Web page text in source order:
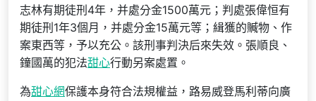
志林有期徒刑4年，并處分金1500萬元；判處張偉恒有
期徒刑1年3個月，并處分金15萬元等；緝獲的贓物、作
案東西等，予以充公。該刑事判決后來失效。張順良、
鐘國萬的犯法甜心行動另案處置。
為甜心網保護本身符合法規權益，路易威登馬利蒂向廣